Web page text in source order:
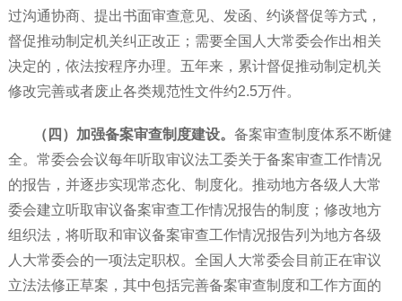
过沟通协商、提出书面审查意见、发函、约谈督促等方式，
督促推动制定机关纠正改正；需要全国人大常委会作出相关
决定的，依法按程序办理。五年来，累计督促推动制定机关
修改完善或者废止各类规范性文件约2.5万件。
（四）加强备案审查制度建设。 备案审查制度体系不断健
全。常委会会议每年听取审议法工委关于备案审查工作情况
的报告，并逐步实现常态化、制度化。推动地方各级人大常
委会建立听取审议备案审查工作情况报告的制度；修改地方
组织法，将听取和审议备案审查工作情况报告列为地方各级
人大常委会的一项法定职权。全国人大常委会目前正在审议
立法法修正草案，其中包括完善备案审查制度和工作方面的